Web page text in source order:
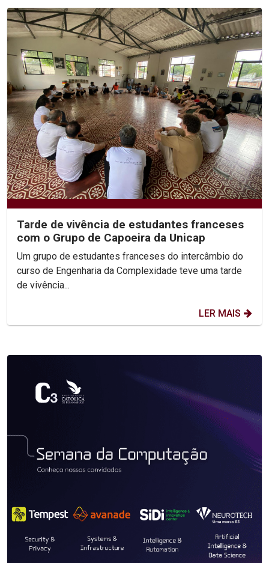
Tarde de vivência de estudantes franceses
com o Grupo de Capoeira da Unicap
Um grupo de estudantes franceses do intercâmbio do
curso de Engenharia da Complexidade teve uma tarde
de vivência...
LER MAIS